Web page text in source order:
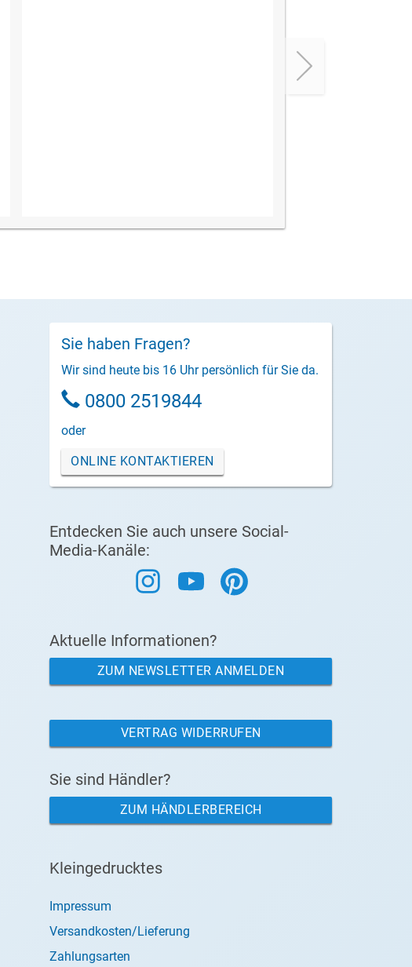
Sie haben Fragen?
Wir sind heute bis 16 Uhr persönlich für Sie da.
0800 2519844
oder
ONLINE KONTAKTIEREN
Entdecken Sie auch unsere Social-
Media-Kanäle:
Aktuelle Informationen?
ZUM NEWSLETTER ANMELDEN
VERTRAG WIDERRUFEN
Sie sind Händler?
ZUM HÄNDLERBEREICH
Kleingedrucktes
Impressum
Versandkosten/Lieferung
Zahlungsarten